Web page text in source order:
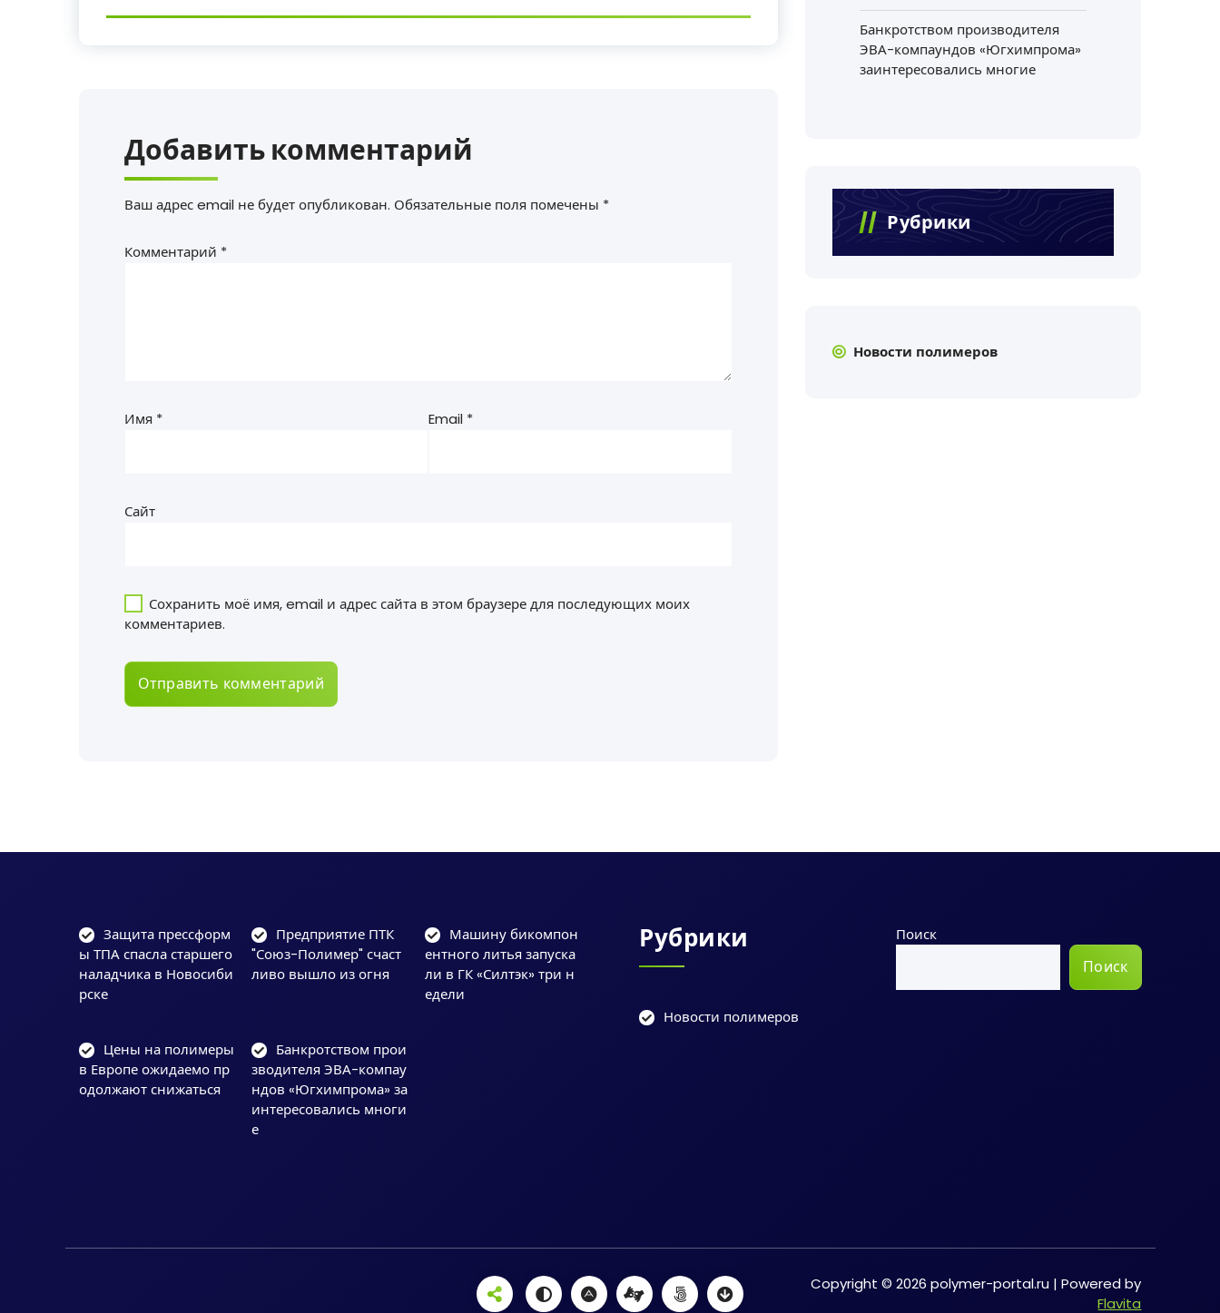
Добавить комментарий
Ваш адрес email не будет опубликован. Обязательные поля помечены *
Комментарий *
Имя * Email *
Сайт
Сохранить моё имя, email и адрес сайта в этом браузере для последующих моих
комментариев.
Банкротством производителя
ЭВА-компаундов «Югхимпрома»
заинтересовались многие
Рубрики
Новости полимеров
Защита прессформ
ы ТПА спасла старшего
наладчика в Новосиби
рске
Предприятие ПТК
"Союз-Полимер" счаст
ливо вышло из огня
Машину бикомпон
ентного литья запуска
ли в ГК «Силтэк» три н
едели
Цены на полимеры
в Европе ожидаемо пр
одолжают снижаться
Банкротством прои
зводителя ЭВА-компау
ндов «Югхимпрома» за
интересовались многи
е
Рубрики
Новости полимеров
Поиск
Поиск
Copyright © 2026 polymer-portal.ru | Powered by
Flavita